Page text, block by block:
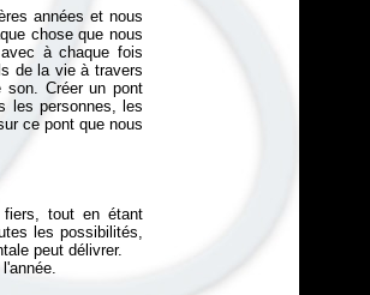
années et nous
chose que nous
à chaque fois
de la vie à travers
son. Créer un pont
les personnes, les
ce pont que nous
tout en étant
les possibilités,
peut délivrer.